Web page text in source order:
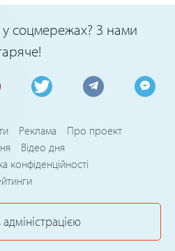
соцмережах? З нами
Реклама
Про проект
Відео дня
конфіденційності